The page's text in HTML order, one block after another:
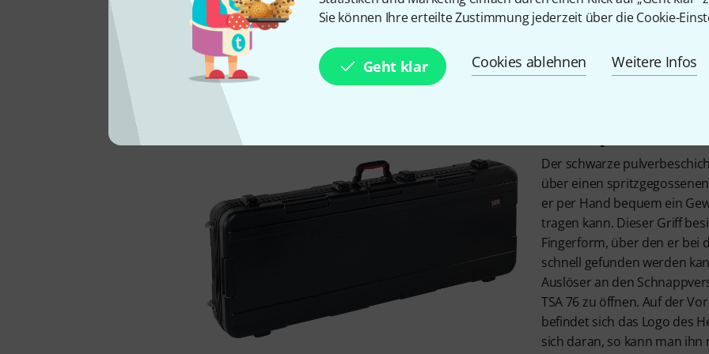
Sie können Ihre erteilte Zustimmung jederzeit über die Cookie-
Geht klar Cookies ablehnen Weitere Infos
kann dieser Koffer bequem und sicher von einem Veranstaltungsort zum anderen
seinen Rollen gestaltet sich der Transport noch komfortabler.
Sicherer und
Der schwarze
über einen
er per Hand bequem ein
tragen kann. Dieser Griff
Fingerform, über den er bei
schnell gefunden werden
Auslöser an den
TSA 76 zu öffnen. Auf der
befindet sich das Logo des
sich daran, so kann man